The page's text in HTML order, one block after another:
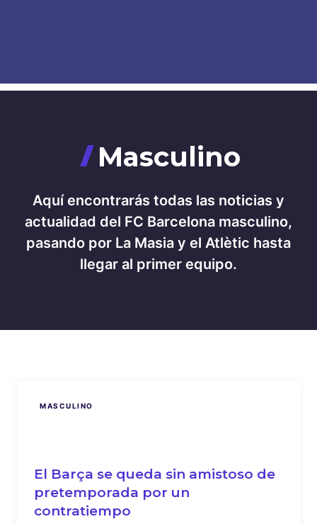
Masculino
Aquí encontrarás todas las noticias y
actualidad del FC Barcelona masculino,
pasando por La Masia y el Atlètic hasta
llegar al primer equipo.
MASCULINO
El Barça se queda sin amistoso de
pretemporada por un
contratiempo